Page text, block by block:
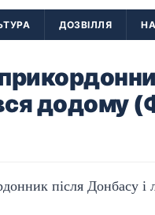
ДОЗВІЛЛЯ
додому